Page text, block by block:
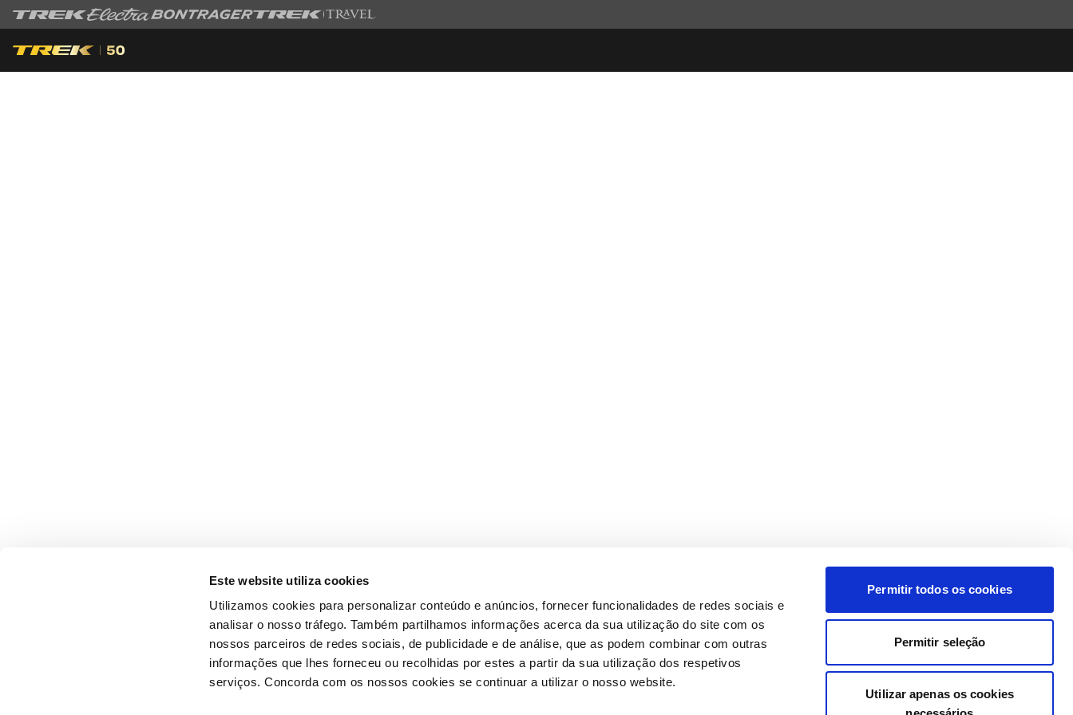
Este website utiliza cookies
Utilizamos cookies para personalizar conteúdo e anúncios, fornecer funcionalidades de redes sociais e
analisar o nosso tráfego. Também partilhamos informações acerca da sua utilização do site com os
nossos parceiros de redes sociais, de publicidade e de análise, que as podem combinar com outras
informações que lhes forneceu ou recolhidas por estes a partir da sua utilização dos respetivos
serviços. Concorda com os nossos cookies se continuar a utilizar o nosso website.
Permitir todos os cookies
Permitir seleção
Utilizar apenas os cookies